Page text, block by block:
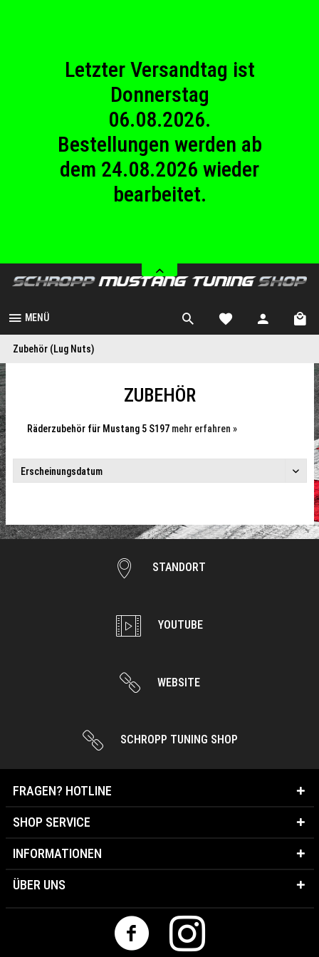
Letzter Versandtag ist
Donnerstag
06.08.2026.
Bestellungen werden ab
dem 24.08.2026 wieder
bearbeitet.
23.08.2026
Betriebsferien.
MENÜ
Zubehör (Lug Nuts)
ZUBEHÖR
Räderzubehör für Mustang 5 S197 mehr erfahren »
STANDORT
YOUTUBE
WEBSITE
SCHROPP TUNING SHOP
FRAGEN? HOTLINE
SHOP SERVICE
INFORMATIONEN
ÜBER UNS